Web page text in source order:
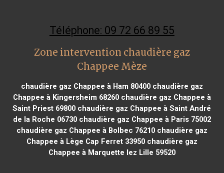
Téléphone: 09 72 66 89 55
Zone intervention chaudière gaz
Chappee Mèze
chaudière gaz Chappee à Ham 80400chaudière gaz
Chappee à Kingersheim 68260chaudière gaz Chappee à
Saint Priest 69800 chaudière gaz Chappee à Saint André
de la Roche 06730chaudière gaz Chappee à Paris 75002
chaudière gaz Chappee à Bolbec 76210chaudière gaz
Chappee à Lège Cap Ferret 33950chaudière gaz
Chappee à Marquette lez Lille 59520